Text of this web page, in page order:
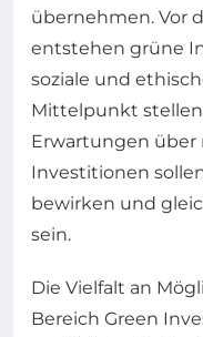
übernehmen. Vor
entstehen grüne
soziale und
Mittelpunkt
Erwartungen über
Investitionen
bewirken und
sein.
Die Vielfalt an
Bereich Green